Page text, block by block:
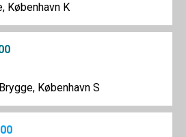
København K
København S